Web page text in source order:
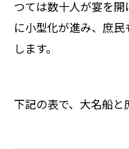
つては数十人が宴を
に小型化が進み、庶
します。
下記の表で、大名船と